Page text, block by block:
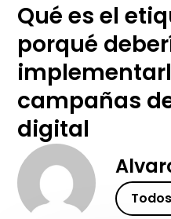
Qué es el
porqué
campañas
digital